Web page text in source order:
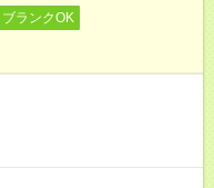
ブランクOK